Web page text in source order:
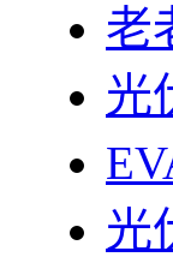
老
光
光